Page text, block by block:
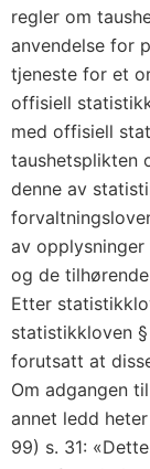
regler om
anvendelse for
tjeneste for et
offisiell
med offisiell
taushetsplikten
denne av
av
og de
Etter
statistikkloven
forutsatt at
Om adgangen
annet ledd
99) s. 31: